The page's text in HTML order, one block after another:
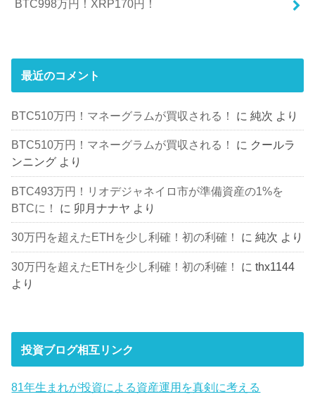
BTC998万円！XRP170円！
最近のコメント
BTC510万円！マネーグラムが買収される！ に純次 より
BTC510万円！マネーグラムが買収される！ に クールラ
ンニング より
BTC493万円！リオデジャネイロ市が準備資産の1%を
BTCに！
に 卯月ナナヤ より
30万円を超えたETHを少し利確！初の利確！ に純次 より
30万円を超えたETHを少し利確！初の利確！ にthx1144
より
投資ブログ相互リンク
81年生まれが投資による資産運用を真剣に考える